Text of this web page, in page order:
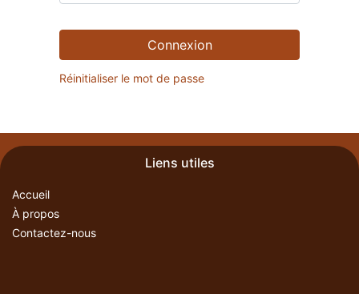
Connexion
Réinitialiser le mot de passe
Liens utiles
Accueil
À propos
Contactez-nous